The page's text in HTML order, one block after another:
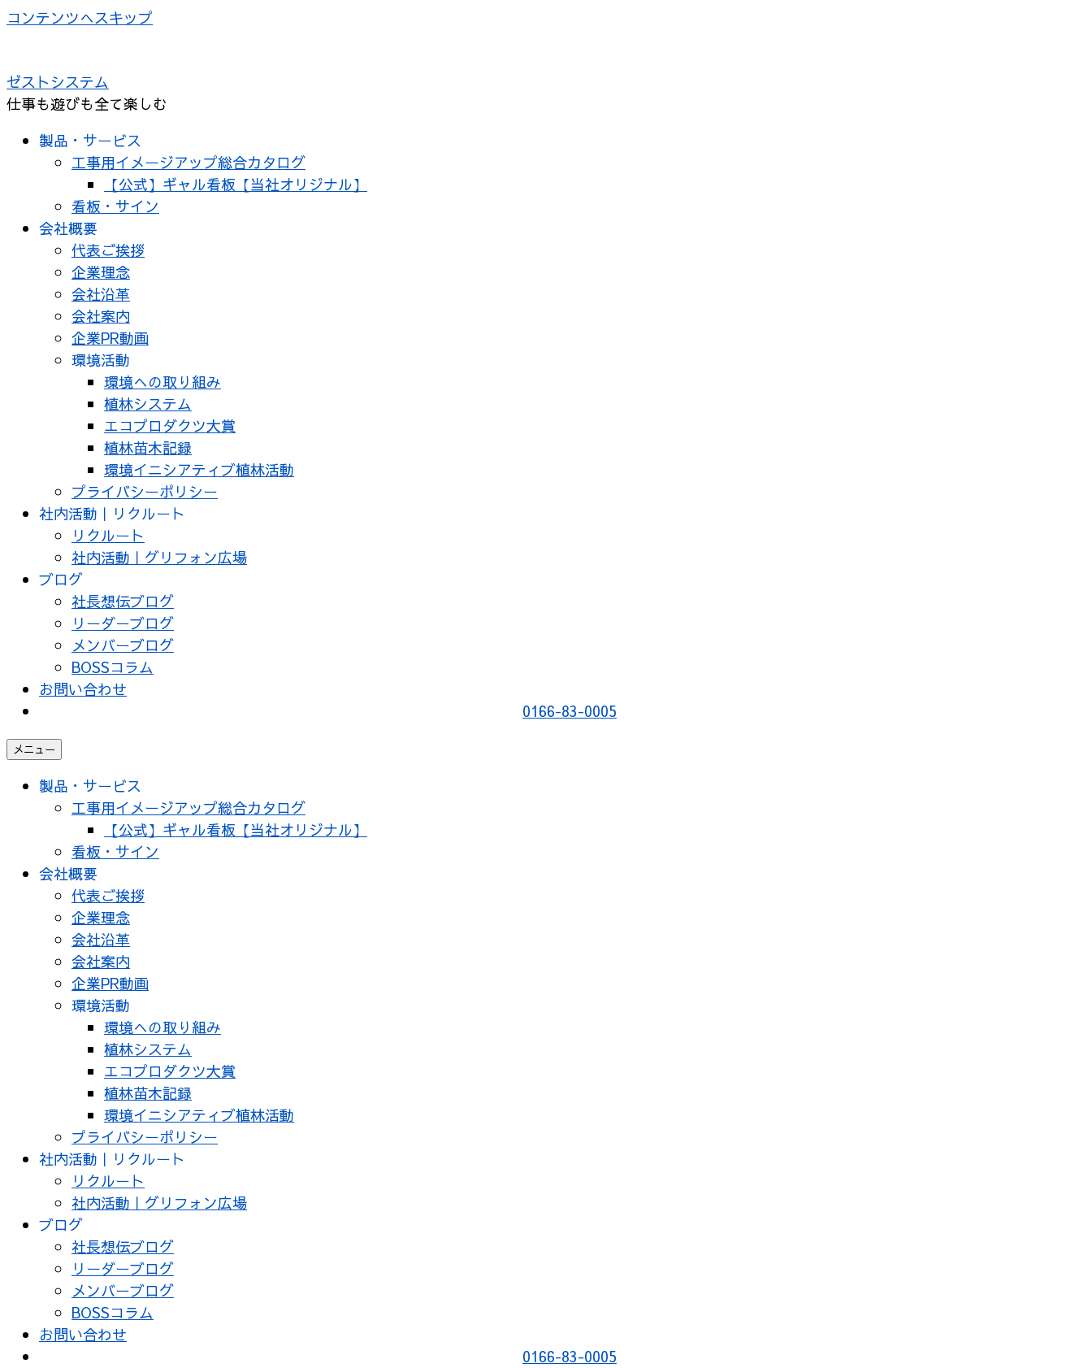
コンテンツへスキップ
ゼストシステム
仕事も遊びも全て楽しむ
製品・サービス
工事用イメージアップ総合カタログ
【公式】ギャル看板【当社オリジナル】
看板・サイン
会社概要
代表ご挨拶
企業理念
会社沿革
会社案内
企業PR動画
環境活動
環境への取り組み
植林システム
エコプロダクツ大賞
植林苗木記録
環境イニシアティブ植林活動
プライバシーポリシー
社内活動｜リクルート
リクルート
社内活動｜グリフォン広場
ブログ
社長想伝ブログ
リーダーブログ
メンバーブログ
BOSSコラム
お問い合わせ
0166-83-0005
メニュー
製品・サービス
工事用イメージアップ総合カタログ
【公式】ギャル看板【当社オリジナル】
看板・サイン
会社概要
代表ご挨拶
企業理念
会社沿革
会社案内
企業PR動画
環境活動
環境への取り組み
植林システム
エコプロダクツ大賞
植林苗木記録
環境イニシアティブ植林活動
プライバシーポリシー
社内活動｜リクルート
リクルート
社内活動｜グリフォン広場
ブログ
社長想伝ブログ
リーダーブログ
メンバーブログ
BOSSコラム
お問い合わせ
0166-83-0005